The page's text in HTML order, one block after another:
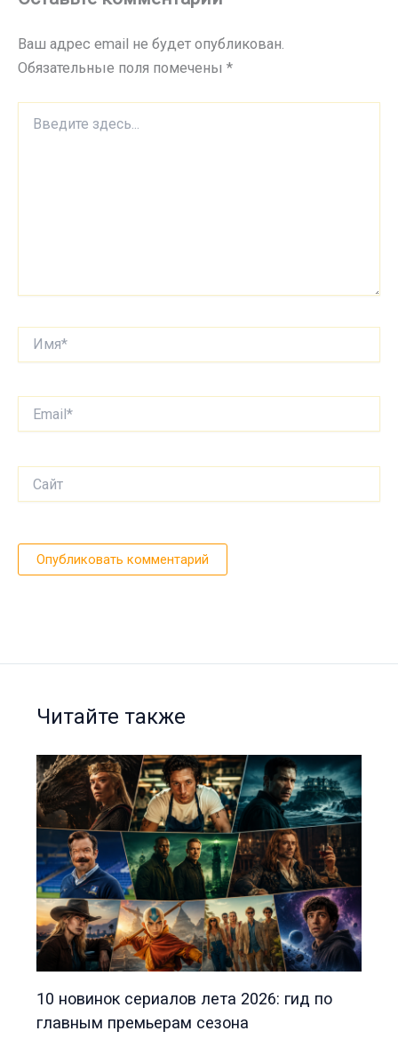
Ваш адрес email не будет опубликован.
Обязательные поля помечены *
здесь...
Читайте также
10 новинок сериалов лета 2026: гид по
главным премьерам сезона